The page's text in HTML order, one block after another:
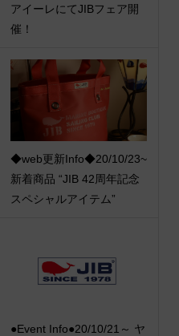
アイーレにてJIBフェア開
催！
◆web更新Info◆20/10/23~
新着商品 “JIB 42周年記念
スペシャルアイテム”
●Event Info●20/10/21～ ヤ